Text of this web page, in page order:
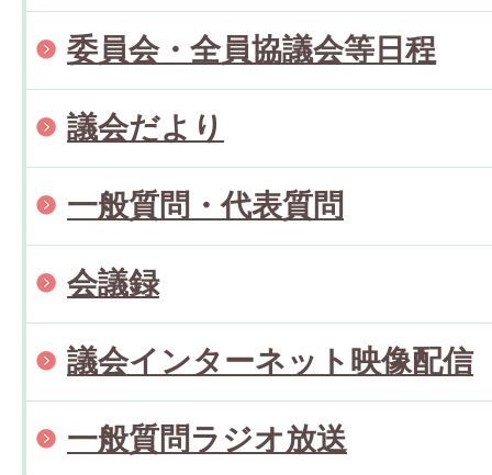
委員会・全員協議会等日程
議会だより
一般質問・代表質問
会議録
議会インターネット映像配信
一般質問ラジオ放送